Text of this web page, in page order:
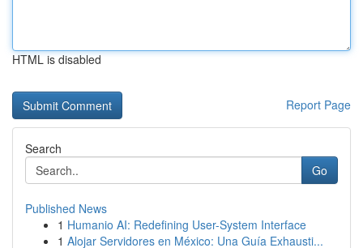
HTML is disabled
Report Page
Search
Go
Published News
1 Humanio AI: Redefining User-System Interface
1 Alojar Servidores en México: Una Guía Exhausti...